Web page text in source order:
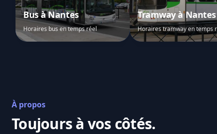
Bus à Nantes
Horaires bus en temps réel
Tramway à Nantes
Horaires tramway en temps
À propos
Toujours à vos côtés.